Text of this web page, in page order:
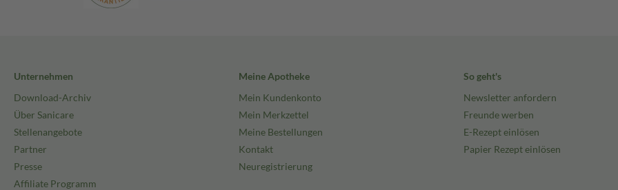
Unternehmen
Download-Archiv
Über Sanicare
Stellenangebote
Partner
Presse
Affiliate Programm
Meine Apotheke
Mein Kundenkonto
Mein Merkzettel
Meine Bestellungen
Kontakt
Neuregistrierung
So geht's
Newsletter anfordern
Freunde werben
E-Rezept einlösen
Papier Rezept einlösen